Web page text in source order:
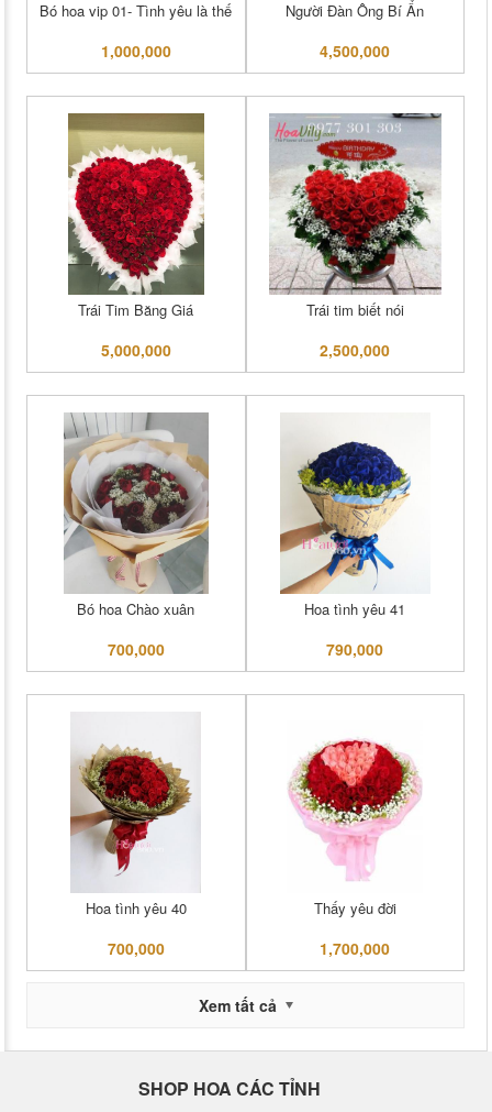
Bó hoa vip 01- Tình yêu là thế
1,000,000
Người Đàn Ông Bí Ẩn
4,500,000
Trái Tim Băng Giá
5,000,000
Trái tim biết nói
2,500,000
Bó hoa Chào xuân
700,000
Hoa tình yêu 41
790,000
Hoa tình yêu 40
700,000
Thấy yêu đời
1,700,000
Xem tất cả
SHOP HOA CÁC TỈNH